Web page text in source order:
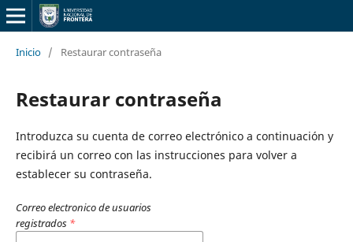
Inicio / Restaurar contraseña
Restaurar contraseña
Introduzca su cuenta de correo electrónico a continuación y
recibirá un correo con las instrucciones para volver a
establecer su contraseña.
Correo electronico de usuarios
registrados *